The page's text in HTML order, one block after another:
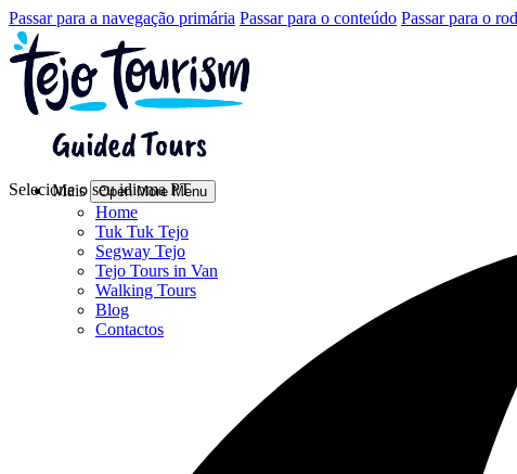
Passar para a navegação primária Passar para o conteúdo Passar para o
Mais Open More Menu
Home
Tuk Tuk Tejo
Segway Tejo
Tejo Tours in Van
Walking Tours
Blog
Contactos
Selecione o seu idioma PT